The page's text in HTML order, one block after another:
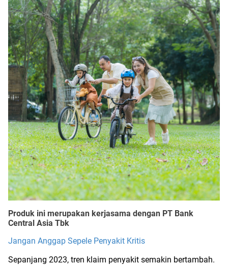
Produk ini merupakan kerjasama dengan PT Bank
Central Asia Tbk
Jangan Anggap Sepele Penyakit Kritis
Sepanjang 2023, tren klaim penyakit semakin bertambah.